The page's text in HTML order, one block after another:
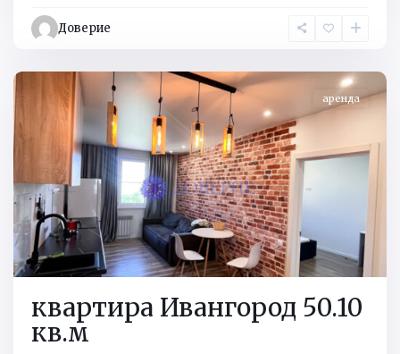
Доверие
р-
н,
аренда
квартира Ивангород 50.10
кв.м